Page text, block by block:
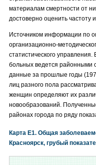
материалам смертности от
достоверно оценить
Источником информации по
организационно-
статистического
больных ведется районными
данные за прошлые годы
лиц разного пола
женщин определяют их
новообразований.
районах города по ряду
Карта E1. Общая
Красноярск, грубый